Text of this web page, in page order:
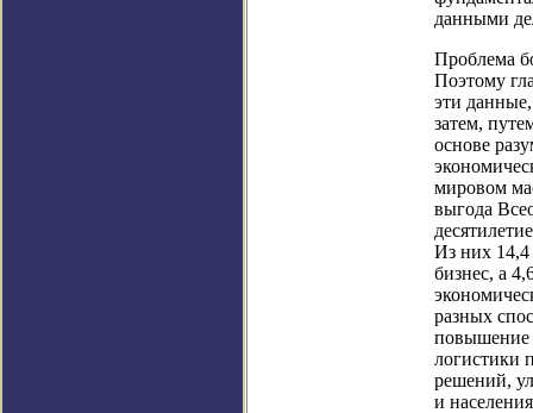
данными
Проблема
Поэтому
эти
затем,
основе
мировом
выгода
Из них 14,4
бизнес, а
разных
повышение
логистики
решений,
и